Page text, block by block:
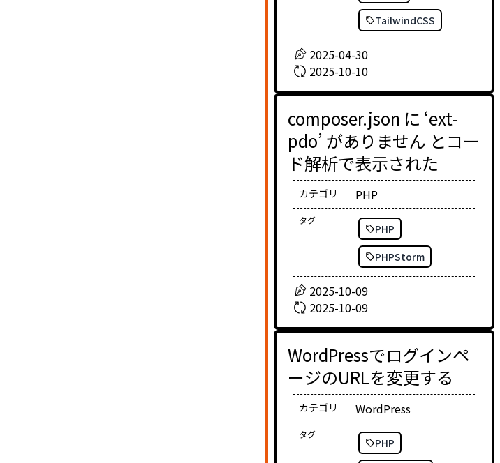
TailwindCSS
2025-04-30
2025-10-10
composer.json に ‘ext-
pdo’ がありません とコー
ド解析で表示された
カテゴリ PHP
タグ
PHP
PHPStorm
2025-10-09
2025-10-09
WordPressでログインペ
ージのURLを変更する
カテゴリ WordPress
タグ
PHP